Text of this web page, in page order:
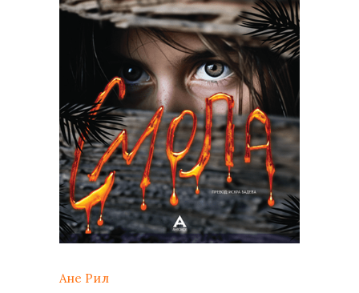
Ане Рил